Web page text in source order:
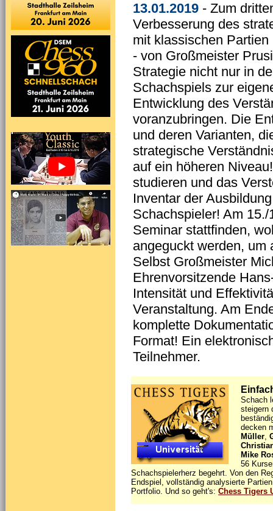
13.01.2019 - Zum
Verbesserung des
mit klassischen
- von Großmeister
Strategie nicht nur in
Schachspiels zur
Entwicklung des
voranzubringen. Die
und deren Varianten,
strategische
auf ein höheren
studieren und das
Inventar der
Schachspieler! Am
Seminar stattfinden,
angeguckt werden, um
Selbst Großmeister
Ehrenvorsitzende
Intensität und
Veranstaltung. Am
komplette
Format! Ein
Teilnehmer.
Schach
steigern
decken
Müller,
Mike
56
Schachspielerherz begehrt. Von den
Endspiel, vollständig analysierte
Portfolio. Und so geht's: Chess Tigers